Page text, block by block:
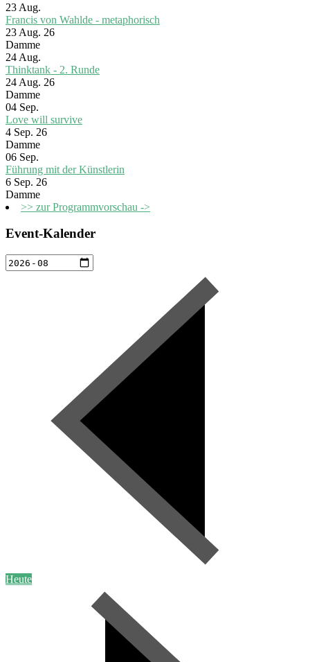
23 Aug.
Francis von Wahlde - metaphorisch
23 Aug. 26
Damme
24 Aug.
Thinktank - 2. Runde
24 Aug. 26
Damme
04 Sep.
Love will survive
4 Sep. 26
Damme
06 Sep.
Führung mit der Künstlerin
6 Sep. 26
Damme
>> zur Programmvorschau ->
Event-Kalender
Heute